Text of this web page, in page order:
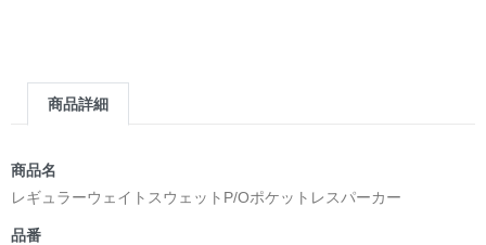
商品詳細
商品名
レギュラーウェイトスウェットP/Oポケットレスパーカー
品番